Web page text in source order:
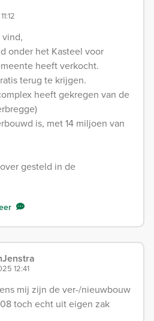
onder het Kasteel voor
heeft verkocht.
terug te krijgen.
heeft gekregen van de
is, met 14 miljoen van
gesteld in de
12:41
mij zijn de ver-/nieuwbouw
toch echt uit eigen zak